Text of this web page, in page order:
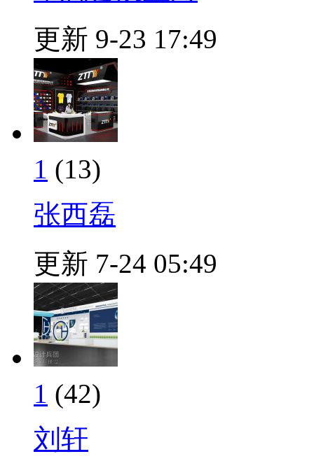
更新 9-23 17:49
1 (13)
张西磊
更新 7-24 05:49
1 (42)
刘轩